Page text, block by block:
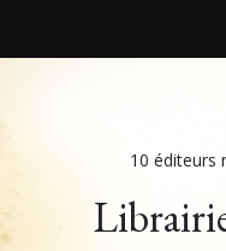
10 éditeurs